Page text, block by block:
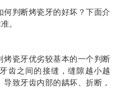
何判断烤瓷牙的好坏？下面介
。
瓷牙优劣较基本的一个判断
齿之间的接缝，缝隙越小越
致牙齿内部的龋坏、折断，